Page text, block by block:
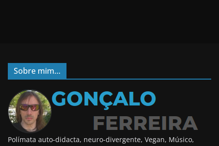
Sobre mim…
Polímata auto-didacta, neuro-divergente, Vegan, Músico,